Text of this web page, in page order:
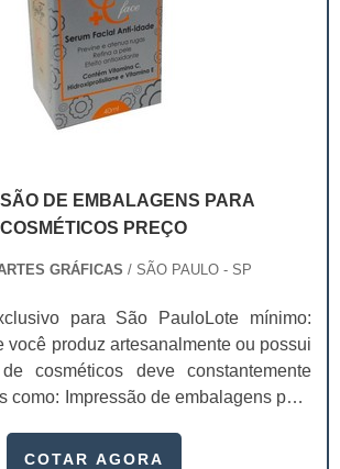
DE EMBALAGENS PARA
COSMÉTICOS PREÇO
GRÁFICAS / SÃO PAULO - SP
para São PauloLote mínimo:
você produz artesanalmente ou possui
cosméticos deve constantemente
como: Impressão de embalagens para
necessário para quem está no
COTAR AGORA